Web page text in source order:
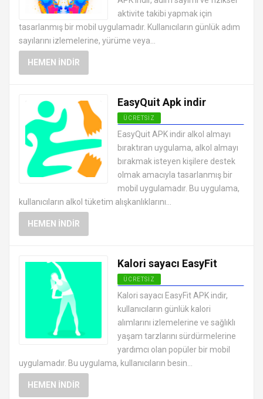
aktivite takibi yapmak için
tasarlanmış bir mobil uygulamadır. Kullanıcıların günlük adım
sayılarını izlemelerine, yürüme veya...
HEMEN İNDIR
EasyQuit Apk indir
ÜCRETSIZ
ANDROID SAĞLIK VE FITNESS
UYGULAMALARI APK
EasyQuit APK indir alkol almayı
bıraktıran uygulama, alkol almayı
bırakmak isteyen kişilere destek
olmak amacıyla tasarlanmış bir
mobil uygulamadır. Bu uygulama,
kullanıcıların alkol tüketim alışkanlıklarını...
HEMEN İNDIR
Kalori sayacı EasyFit
ÜCRETSIZ
ANDROID SAĞLIK VE FITNESS
UYGULAMALARI APK
Kalori sayacı EasyFit APK indir,
kullanıcıların günlük kalori
alımlarını izlemelerine ve sağlıklı
yaşam tarzlarını sürdürmelerine
yardımcı olan popüler bir mobil
uygulamadır. Bu uygulama, kullanıcıların besin...
HEMEN İNDIR